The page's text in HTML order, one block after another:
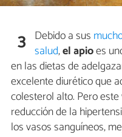
3 Debido a sus
salud,el apioes
en las dietas de
excelente diurético que
colesterol alto. Pero
reducción de la
los vasos sanguíneos,